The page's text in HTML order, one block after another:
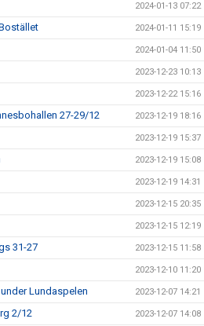
2024-01-13 07:22
2024-01-11 15:19
2024-01-04 11:50
2023-12-23 10:13
2023-12-22 15:16
27-29/12 2023-12-19 18:16
2023-12-19 15:37
2023-12-19 15:08
2023-12-19 14:31
2023-12-15 20:35
2023-12-15 12:19
31-27 2023-12-15 11:58
2023-12-10 11:20
Lundaspelen 2023-12-07 14:21
2/12 2023-12-07 14:08